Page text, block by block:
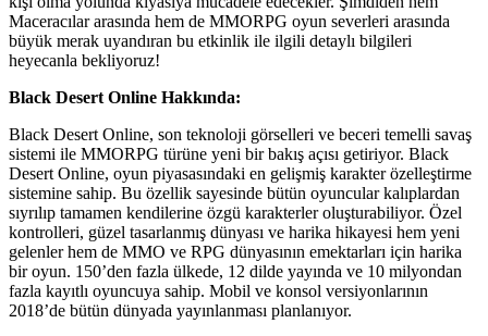
Maceracılar arasında hem de MMORPG oyun severleri arasında
büyük merak uyandıran bu etkinlik ile ilgili detaylı bilgileri
heyecanla bekliyoruz!
Black Desert Online Hakkında:
Black Desert Online, son teknoloji görselleri ve beceri temelli savaş
sistemi ile MMORPG türüne yeni bir bakış açısı getiriyor. Black
Desert Online, oyun piyasasındaki en gelişmiş karakter özelleştirme
sistemine sahip. Bu özellik sayesinde bütün oyuncular kalıplardan
sıyrılıp tamamen kendilerine özgü karakterler oluşturabiliyor. Özel
kontrolleri, güzel tasarlanmış dünyası ve harika hikayesi hem yeni
gelenler hem de MMO ve RPG dünyasının emektarları için harika
bir oyun. 150’den fazla ülkede, 12 dilde yayında ve 10 milyondan
fazla kayıtlı oyuncuya sahip. Mobil ve konsol versiyonlarının
2018’de bütün dünyada yayınlanması planlanıyor.